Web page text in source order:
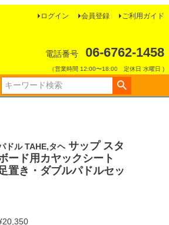
ログイン 会員登録 ご利用ガイド
電話番号 06-6762-1458
（営業時間 12:00〜18:00 定休日 水曜日 )
ドル TAHE,タヘ サップ スタ
ード用カヤックシート
置き・ダブルパドルセッ
20,350